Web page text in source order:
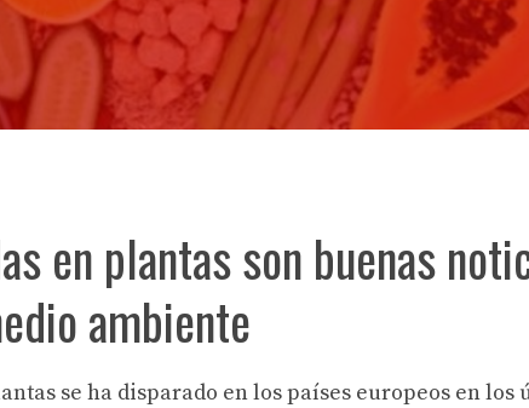
en plantas son buenas
ambiente
se ha disparado en los países europeos en los